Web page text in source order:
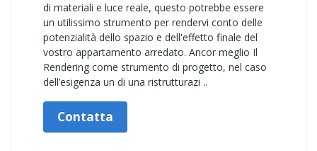
di materiali e luce reale, questo potrebbe essere
un utilissimo strumento per rendervi conto delle
potenzialità dello spazio e dell'effetto finale del
vostro appartamento arredato. Ancor meglio Il
Rendering come strumento di progetto, nel caso
dell’esigenza un di una ristrutturazi ..
Contatta